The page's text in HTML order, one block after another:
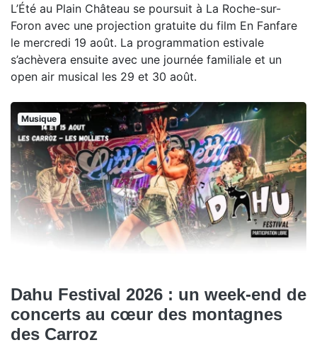
L’Été au Plain Château se poursuit à La Roche-sur-
Foron avec une projection gratuite du film En Fanfare
le mercredi 19 août. La programmation estivale
s’achèvera ensuite avec une journée familiale et un
open air musical les 29 et 30 août.
Musique
Dahu Festival 2026 : un week-end de
concerts au cœur des montagnes
des Carroz